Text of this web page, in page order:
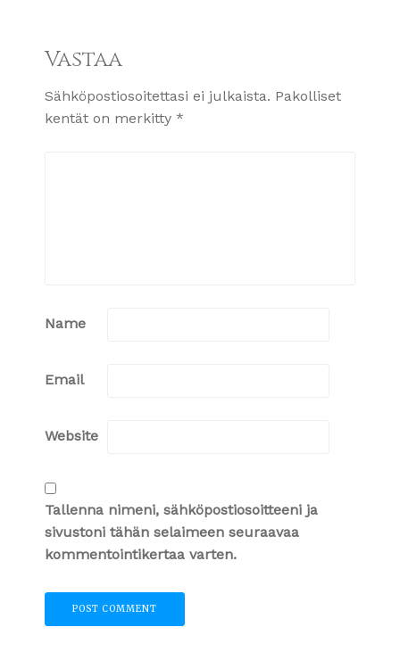
Vastaa
Sähköpostiosoitettasi ei julkaista. Pakolliset
kentät on merkitty *
Name
Email
Website
Tallenna nimeni, sähköpostiosoitteeni ja
sivustoni tähän selaimeen seuraavaa
kommentointikertaa varten.